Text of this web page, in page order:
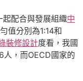
配合與發展組織中
值分別為1:14和
裝修設計度看，我國
，而OECD國家的